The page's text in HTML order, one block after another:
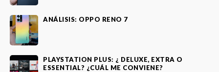
ANÁLISIS: OPPO RENO 7
PLAYSTATION PLUS: ¿ DELUXE, EXTRA O
ESSENTIAL? ¿CUÁL ME CONVIENE?